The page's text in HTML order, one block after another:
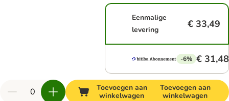
Eenmalige
levering
€ 33,49
-6% € 31,48
Toevoegen aan
winkelwagen
Toevoegen aan
winkelwagen